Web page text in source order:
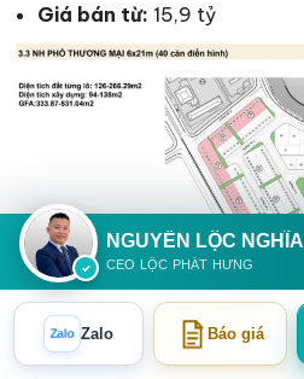
Giá bán từ: 15,9 tỷ
NGUYỄN LỘC NGHĨA
CEO LỘC PHÁT HƯNG
Zalo Zalo Báo giá